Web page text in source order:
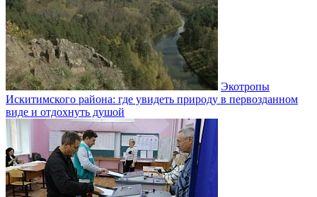
Экотропы
Искитимского района: где увидеть природу в первозданном
виде и отдохнуть душой